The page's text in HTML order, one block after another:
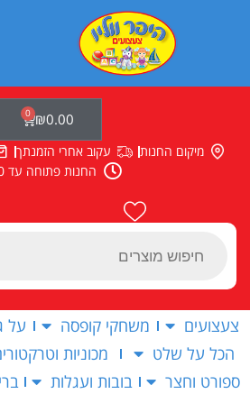
Products
₪0.00
0
עגלת
קניות
מיקום החנות עקוב אחרי הזמנתך
החנות פתוחה עד 20:00
צעצועים משחקי קופסה על
הכל על שלט
מכוניות
ספורט וחצר
בובות ועגלות